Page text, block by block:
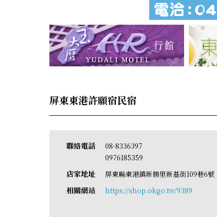
屏東東港許願宿民宿
聯絡電話
08-8336397
0976185359
店家地址 屏東縣東港鎮新勝里新基街109巷6
相關網站 https://shop.okgo.tw/9389